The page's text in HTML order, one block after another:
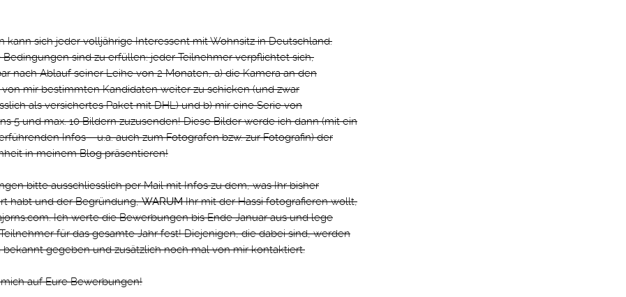
kann sich jeder volljährige Interessent mit Wohnsitz in Deutschland.
Bedingungen sind zu erfüllen: jeder Teilnehmer verpflichtet sich,
nach Ablauf seiner Leihe von 2 Monaten, a) die Kamera an den
mir bestimmten Kandidaten weiter zu schicken (und zwar
als versichertes Paket mit DHL) und b) mir eine Serie von
5 und max. 10 Bildern zuzusenden! Diese Bilder werde ich dann (mit ein
Infos – u.a. auch zum Fotografen bzw. zur Fotografin) der
in meinem Blog präsentieren!
bitte ausschliesslich per Mail mit Infos zu dem, was Ihr bisher
habt und der Begründung,WARUMIhr mit der Hassi fotografieren wollt,
Ich werte die Bewerbungen bis Ende Januar aus und lege
für das gesamte Jahr fest! Diejenigen, die dabei sind, werden
gegeben und zusätzlich noch mal von mir kontaktiert.
auf Eure Bewerbungen!